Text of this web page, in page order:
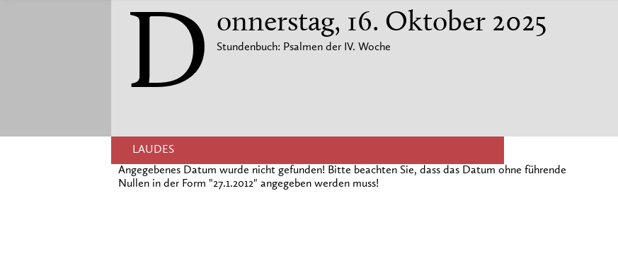
D onnerstag, 16. Oktober 2025
Stundenbuch: Psalmen der IV. Woche
LAUDES
Angegebenes Datum wurde nicht gefunden! Bitte beachten Sie, dass das Datum ohne führende
Nullen in der Form "27.1.2012" angegeben werden muss!